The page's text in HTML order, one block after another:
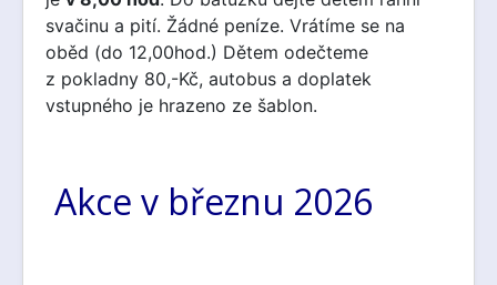
svačinu a pití. Žádné peníze. Vrátíme se na
oběd (do 12,00hod.) Dětem odečteme
z pokladny 80,-Kč, autobus a doplatek
vstupného je hrazeno ze šablon.
Akce v březnu 2026